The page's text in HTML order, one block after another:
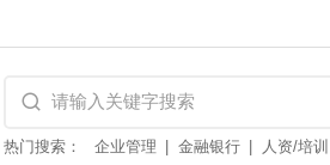
热门搜索： 企业管理 金融银行 人资/培训